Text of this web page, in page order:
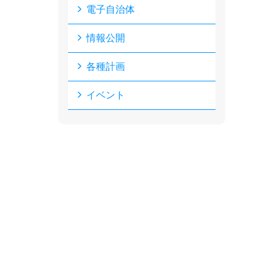
電子自治体
情報公開
各種計画
イベント